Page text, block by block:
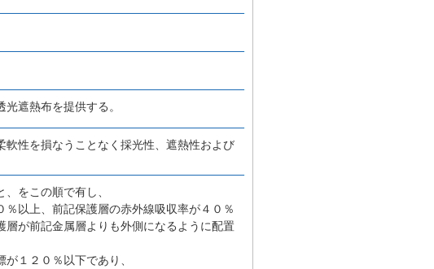
遮熱布を提供する。
性を損なうことなく採光性、遮熱性および
をこの順で有し、
以上、前記保護層の赤外線吸収率が４０％
が前記金属層よりも外側になるように配置
１２０％以下であり、